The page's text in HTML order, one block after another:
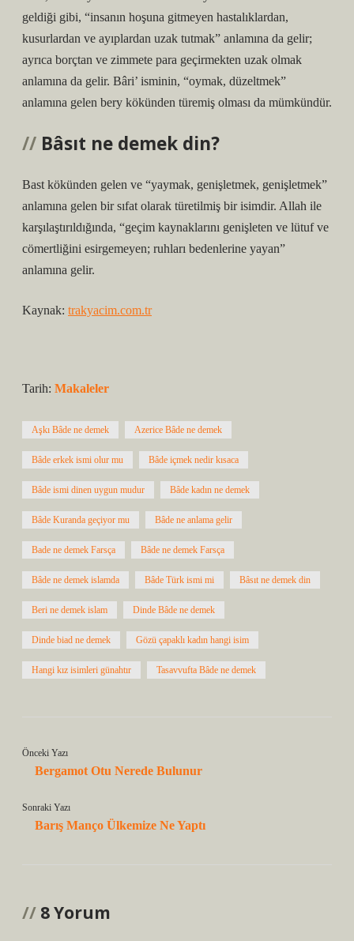
geldiği gibi, “insanın hoşuna gitmeyen hastalıklardan,
kusurlardan ve ayıplardan uzak tutmak” anlamına da gelir;
ayrıca borçtan ve zimmete para geçirmekten uzak olmak
anlamına da gelir. Bâri’ isminin, “oymak, düzeltmek”
anlamına gelen bery kökünden türemiş olması da mümkündür.
Bâsıt ne demek din?
Bast kökünden gelen ve “yaymak, genişletmek, genişletmek”
anlamına gelen bir sıfat olarak türetilmiş bir isimdir. Allah ile
karşılaştırıldığında, “geçim kaynaklarını genişleten ve lütuf ve
cömertliğini esirgemeyen; ruhları bedenlerine yayan”
anlamına gelir.
Kaynak: trakyacim.com.tr
Tarih: Makaleler
Aşkı Bâde ne demek Azerice Bâde ne demek
Bâde erkek ismi olur mu Bâde içmek nedir kısaca
Bâde ismi dinen uygun mudur Bâde kadın ne demek
Bâde Kuranda geçiyor mu Bâde ne anlama gelir
Bade ne demek Farsça Bâde ne demek Farsça
Bâde ne demek islamda Bâde Türk ismi mi Bâsıt ne demek din
Beri ne demek islam Dinde Bâde ne demek
Dinde biad ne demek Gözü çapaklı kadın hangi isim
Hangi kız isimleri günahtır Tasavvufta Bâde ne demek
Önceki Yazı
Bergamot Otu Nerede Bulunur
Sonraki Yazı
Barış Manço Ülkemize Ne Yaptı
8 Yorum